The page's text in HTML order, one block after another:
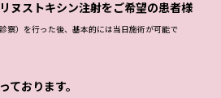
ヌストキシン注射をご希望の患者様
察）を行った後、基本的には当日施術が可能で
ております。